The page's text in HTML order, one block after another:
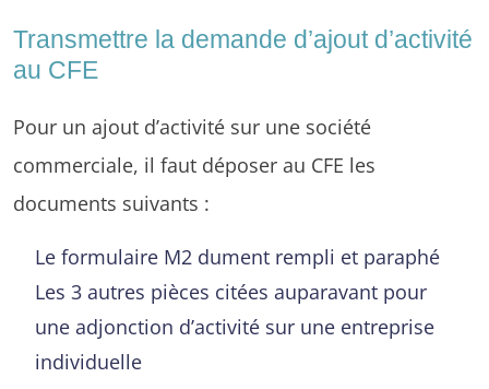
Transmettre la demande d’ajout d’activité
au CFE
Pour un ajout d’activité sur une société
commerciale, il faut déposer au CFE les
documents suivants :
Le formulaire M2 dument rempli et paraphé
Les 3 autres pièces citées auparavant pour
une adjonction d’activité sur une entreprise
individuelle